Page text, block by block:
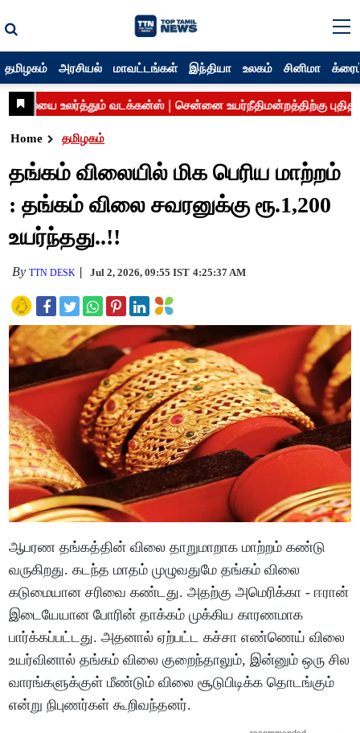
தமிழகம் அரசியல் மாவட்டங்கள் இந்தியா உலகம் சினிமா
Home தமிழகம்
தங்கம் விலையில் மிக பெரிய மாற்றம்
: தங்கம் விலை சவரனுக்கு ரூ.1,200
உயர்ந்தது..!!
ByTTN DESK Jul 2, 2026, 09:55 IST 4:25:37 AM
ஆபரண தங்கத்தின் விலை தாறுமாறாக மாற்றம் கண்டு
வருகிறது. கடந்த மாதம் முழுவதுமே தங்கம் விலை
கடுமையான சரிவை கண்டது. அதற்கு அமெரிக்கா - ஈரான்
இடையேயான போரின் தாக்கம் முக்கிய காரணமாக
பார்க்கப்பட்டது. அதனால் ஏற்பட்ட கச்சா எண்ணெய் விலை
உயர்வினால் தங்கம் விலை குறைந்தாலும், இன்னும் ஒரு சில
வாரங்களுக்குள் மீண்டும் விலை சூடுபிடிக்க தொடங்கும்
என்று நிபுணர்கள் கூறிவந்தனர்.